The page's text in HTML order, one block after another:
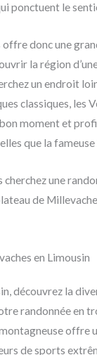
ponctuent le
offre donc une
la région
un endroit
classiques, les
moment et
que la
une
de
en Limousin
découvrez la
randonnée en
offre
de sports